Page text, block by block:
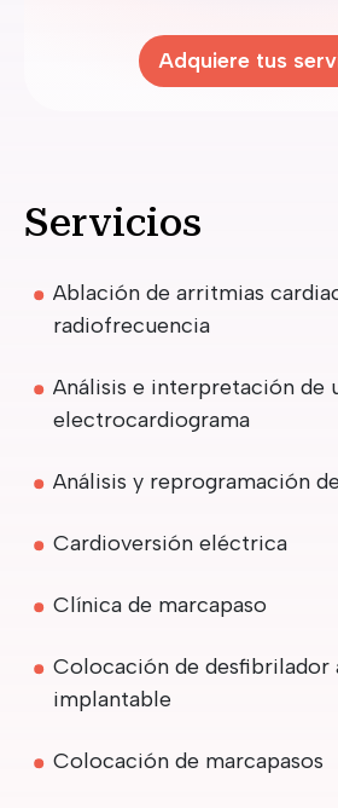
Adquiere tus
Servicios
Ablación de arritmias
radiofrecuencia
Análisis e interpretación de
electrocardiograma
Análisis y reprogramación
Cardioversión eléctrica
Clínica de marcapaso
Colocación de desfibrilador
implantable
Colocación de marcapasos